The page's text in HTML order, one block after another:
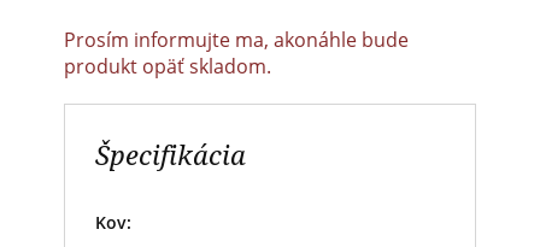
Prosím informujte ma, akonáhle bude
produkt opäť skladom.
Špecifikácia
Kov: